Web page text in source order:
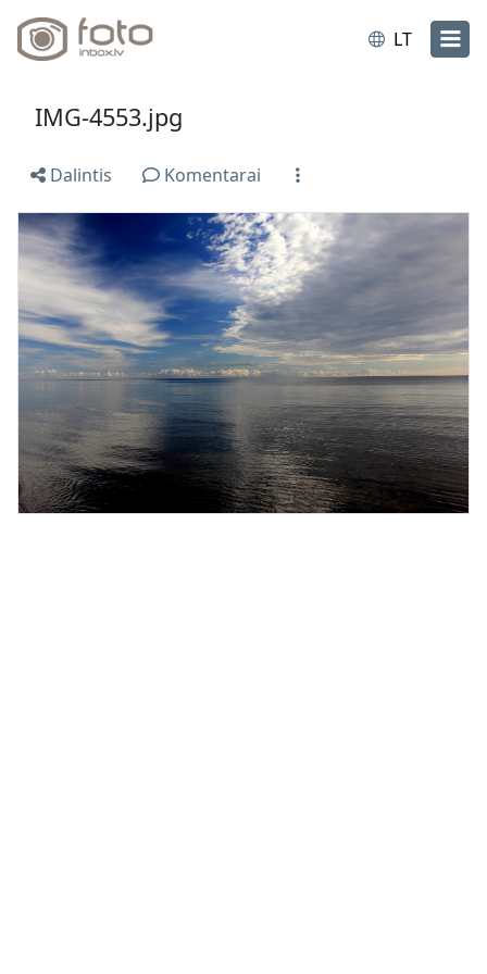
LT
IMG-4553.jpg
Dalintis Komentarai